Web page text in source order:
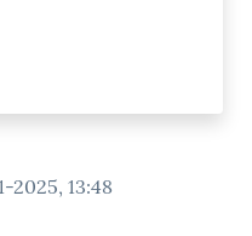
2025, 13:48